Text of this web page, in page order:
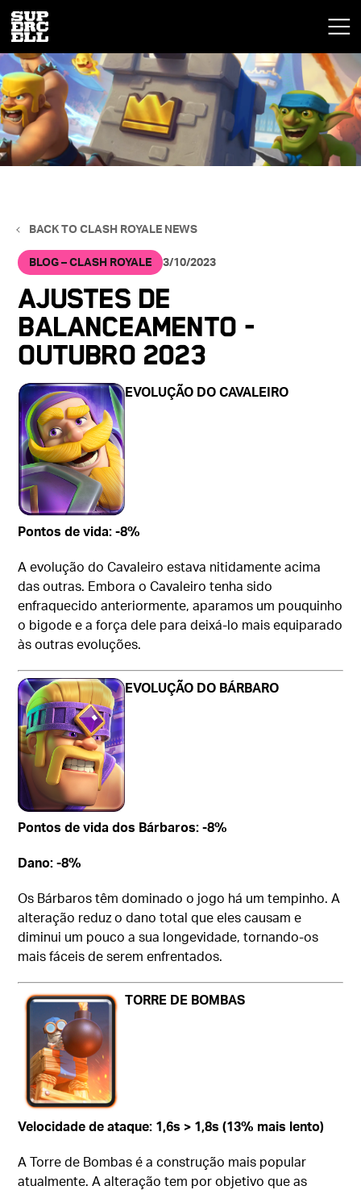
BACK TO CLASH ROYALE NEWS
BLOG – CLASH ROYALE 3/10/2023
AJUSTES DE
BALANCEAMENTO -
OUTUBRO 2023
EVOLUÇÃO DO CAVALEIRO
Pontos de vida: -8%
A evolução do Cavaleiro estava nitidamente acima
das outras. Embora o Cavaleiro tenha sido
enfraquecido anteriormente, aparamos um pouquinho
o bigode e a força dele para deixá-lo mais equiparado
às outras evoluções.
EVOLUÇÃO DO BÁRBARO
Pontos de vida dos Bárbaros: -8%
Dano: -8%
Os Bárbaros têm dominado o jogo há um tempinho. A
alteração reduz o dano total que eles causam e
diminui um pouco a sua longevidade, tornando-os
mais fáceis de serem enfrentados.
TORRE DE BOMBAS
Velocidade de ataque: 1,6s > 1,8s (13% mais lento)
A Torre de Bombas é a construção mais popular
atualmente. A alteração tem por objetivo que as